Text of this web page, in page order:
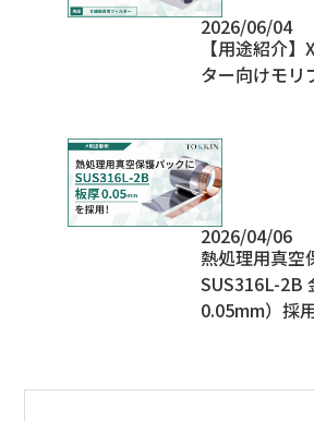
2026/06/04
【用途紹介
ター向けモリ
2026/04/06
熱処理用真空
SUS316L-2B
0.05mm）採